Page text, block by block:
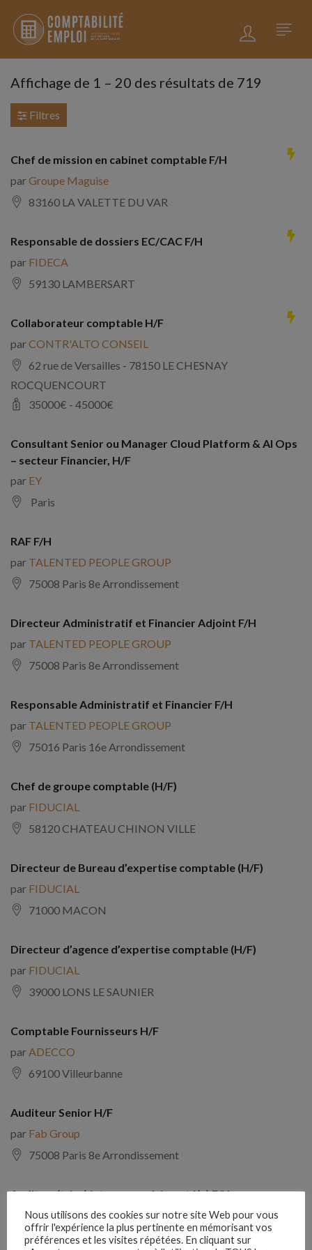
Affichage de 1 – 20 des résultats de 719
Filtres
Chef de mission en cabinet comptable F/H
parGroupe Maguise
83160 LA VALETTE DU VAR
Responsable de dossiers EC/CAC F/H
par FIDECA
59130 LAMBERSART
Collaborateur comptable H/F
parCONTR'ALTO CONSEIL
62 rue de Versailles - 78150 LE CHESNAY
ROCQUENCOURT
35000€ - 45000€
Consultant Senior ou Manager Cloud Platform & AI Ops
– secteur Financier, H/F
par EY
Paris
RAF F/H
par TALENTED PEOPLE GROUP
75008 Paris 8e Arrondissement
Directeur Administratif et Financier Adjoint F/H
par TALENTED PEOPLE GROUP
75008 Paris 8e Arrondissement
Responsable Administratif et Financier F/H
par TALENTED PEOPLE GROUP
75016 Paris 16e Arrondissement
Chef de groupe comptable (H/F)
par FIDUCIAL
58120 CHATEAU CHINON VILLE
Directeur de Bureau d’expertise comptable (H/F)
par FIDUCIAL
71000 MACON
Directeur d’agence d’expertise comptable (H/F)
par FIDUCIAL
39000 LONS LE SAUNIER
Comptable Fournisseurs H/F
par ADECCO
69100 Villeurbanne
Auditeur Senior H/F
par Fab Group
75008 Paris 8e Arrondissement
Auditeur(trice) interne expérimenté(e) F/H
parComptabilite Emploi
39130 Châtillon
Nous utilisons des cookies sur notre site Web pour vous
offrir l'expérience la plus pertinente en mémorisant vos
préférences et les visites répétées. En cliquant sur